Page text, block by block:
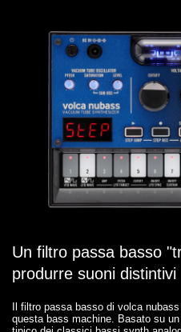
Un filtro passa basso
produrre suoni distintivi
Il filtro passa basso di volca
questa bass machine. Basato su